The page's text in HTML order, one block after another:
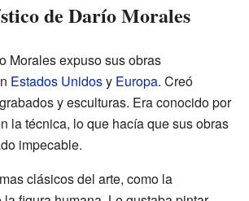
de Darío Morales
Morales expuso sus obras
Estados Unidosy Europa. Creó
y esculturas. Era conocido por
la técnica, lo que hacía que sus obras
impecable.
clásicos del arte, como la